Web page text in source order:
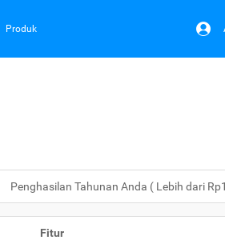
Produk
Penghasilan Tahunan Anda ( Lebih dari
Fitur